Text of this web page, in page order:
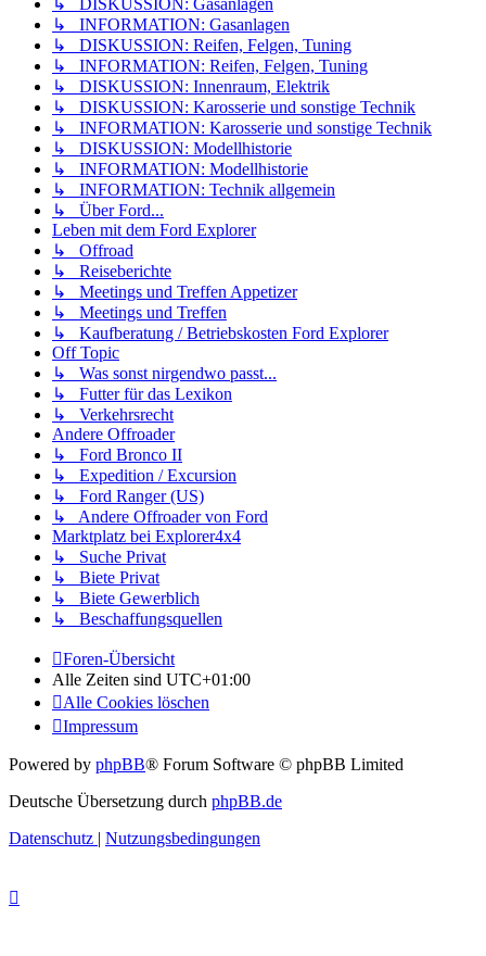
↳ INFORMATION: Gasanlagen
↳ DISKUSSION: Reifen, Felgen, Tuning
↳ INFORMATION: Reifen, Felgen, Tuning
↳ DISKUSSION: Innenraum, Elektrik
↳ DISKUSSION: Karosserie und sonstige Technik
↳ INFORMATION: Karosserie und sonstige Technik
↳ DISKUSSION: Modellhistorie
↳ INFORMATION: Modellhistorie
↳ INFORMATION: Technik allgemein
↳ Über Ford...
Leben mit dem Ford Explorer
↳ Offroad
↳ Reiseberichte
↳ Meetings und Treffen Appetizer
↳ Meetings und Treffen
↳ Kaufberatung / Betriebskosten Ford Explorer
Off Topic
↳ Was sonst nirgendwo passt...
↳ Futter für das Lexikon
↳ Verkehrsrecht
Andere Offroader
↳ Ford Bronco II
↳ Expedition / Excursion
↳ Ford Ranger (US)
↳ Andere Offroader von Ford
Marktplatz bei Explorer4x4
↳ Suche Privat
↳ Biete Privat
↳ Biete Gewerblich
↳ Beschaffungsquellen
Foren-Übersicht
Alle Zeiten sind UTC+01:00
Alle Cookies löschen
Impressum
Powered by phpBB® Forum Software © phpBB Limited
Deutsche Übersetzung durch phpBB.de
Datenschutz | Nutzungsbedingungen